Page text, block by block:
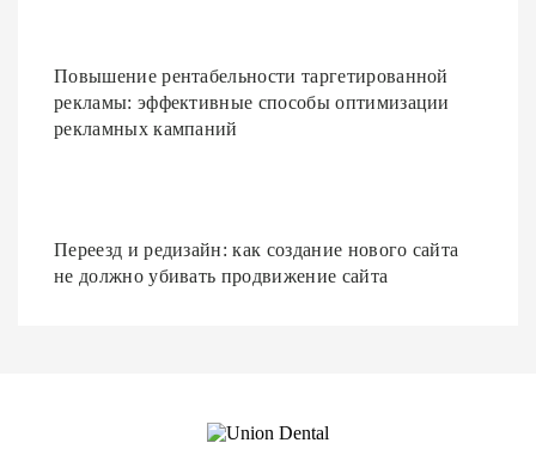
Повышение рентабельности таргетированной
рекламы: эффективные способы оптимизации
рекламных кампаний
Переезд и редизайн: как создание нового сайта
не должно убивать продвижение сайта